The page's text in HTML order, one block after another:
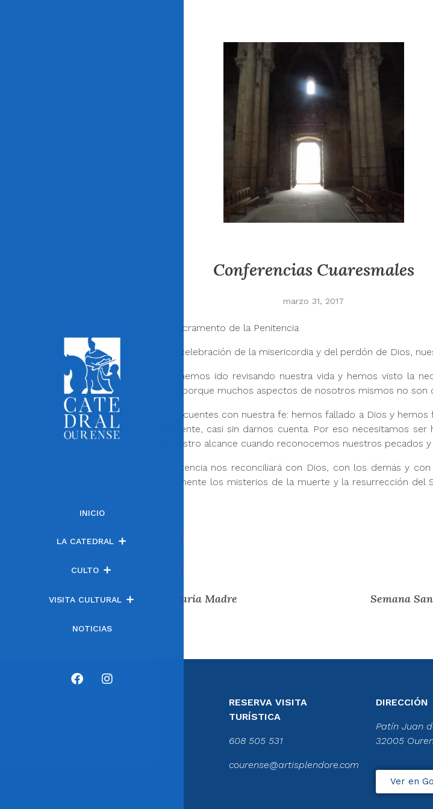
INICIO
LA CATEDRAL
CULTO
VISITA CULTURAL
NOTICIAS
Conferencias Cuaresmales
marzo 31, 2017
Celebración Comunitaria del Sacramento de la Penitencia
Bienvenidos, hermanos a esta celebración de la misericordia y del perdón de Dios,
Durante el tiempo cuaresmal hemos ido revisando nuestra vida y hemos visto la
porque no somos perfectos y porque muchos aspectos de nosotros mismos no son
No hemos sido del todo consecuentes con nuestra fe: hemos fallado a Dios y
lo hemos hecho involuntariamente, casi sin darnos cuenta. Por eso necesitamos
una gracia que Dios pone a nuestro alcance cuando reconocemos nuestros pecados
Hoy, el sacramento de la Penitencia nos reconciliará con Dios, con los demás y
estos días celebrar más dignamente los misterios de la muerte y la resurrección del
Novena a Santa María Madre Semana
RESERVA VISITA
TURÍSTICA
608 505 531
courense@artisplendore.com
DIRECCIÓN
Patín Juan
32005
Ver en